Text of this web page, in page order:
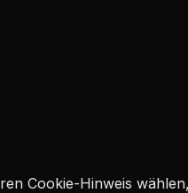
Cookie-Hinweis